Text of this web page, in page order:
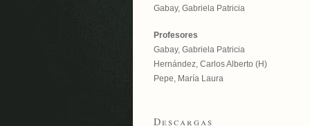
Gabay, Gabriela Patricia
Profesores
Gabay, Gabriela Patricia
Hernández, Carlos Alberto (H)
Pepe, María Laura
Descargas